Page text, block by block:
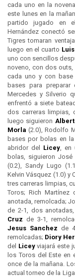
cada uno en la
este lunes en la
partido jugado en
Hernández conectó
Tigres tomaran
luego en el cuarto
uno con sencillos
noveno, con dos outs,
cada uno y con base
bases para
Mercedes y Silverio
enfrentó a siete
dos carreras limpias,
luego siguieron
Morla (2.0), Rodolfo
bases por bolas en la
abridor del Licey, en
bolas, siguieron José
(0.2), Sandy Lugo
Kelvin Vásquez (1.0) y
tres carreras limpias,
Toros; Rich Martínez
anotada, remolcada;
de 2-1, dos
Cruz de 3-1,
Jesus Sanchez de
remolcadas; Diory
del Liceyviajará este
los Toros del Este en
once de la mañana.
actual torneo de la